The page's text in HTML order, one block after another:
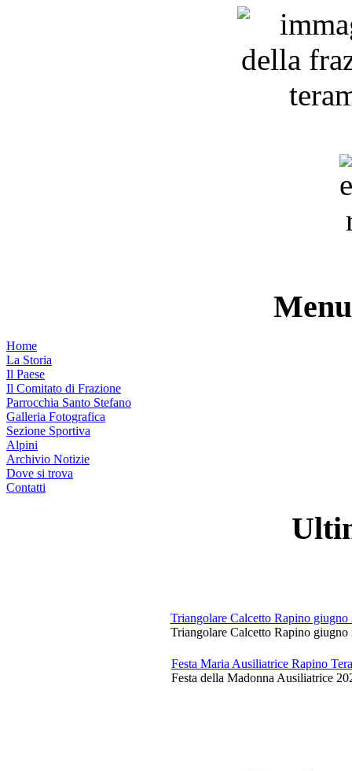
Home
La Storia
Il Paese
Il Comitato di Frazione
Parrocchia Santo Stefano
Galleria Fotografica
Sezione Sportiva
Alpini
Archivio Notizie
Dove si trova
Contatti
Triangolare Calcetto Rapino giugno
Triangolare Calcetto Rapino giugno
Festa Maria Ausiliatrice Rapino
Festa della Madonna Ausiliatrice